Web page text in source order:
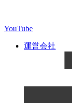
YouTube
運営会社